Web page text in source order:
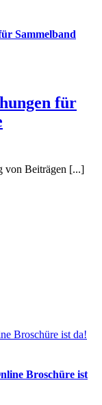
Sammelband
für
von Beiträgen [...]
Broschüre ist da!
Broschüre ist